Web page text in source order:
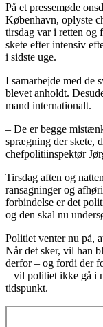
På et pressemøde
København, oplyste
tirsdag var i retten og
skete efter intensiv
i sidste uge.
I samarbejde med de
blevet anholdt.
mand internationalt.
– De er begge
sprægning der skete,
chefpolitiinspektør
Tirsdag aften og
ransagninger og
forbindelse er det
og den skal nu
Politiet venter nu på,
Når det sker, vil han
derfor – og fordi der
– vil politiet ikke gå i
tidspunkt.